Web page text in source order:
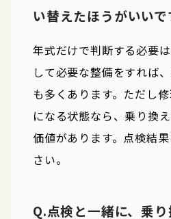
い替えたほうがいいで
年式だけで判断する必要
して必要な整備をすれば
も多くあります。ただし
になる状態なら、乗り換
価値があります。点検結
さい。
Q.点検と一緒に、乗